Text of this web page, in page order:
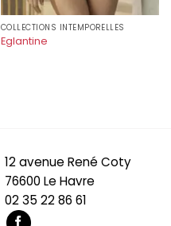
COLLECTIONS INTEMPORELLES
Eglantine
12 avenue René Coty
76600 Le Havre
02 35 22 86 61